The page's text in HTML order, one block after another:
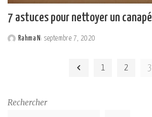
7 astuces pour nettoyer un canapé
Rahma N septembre 7, 2020
1 2 3
Rechercher